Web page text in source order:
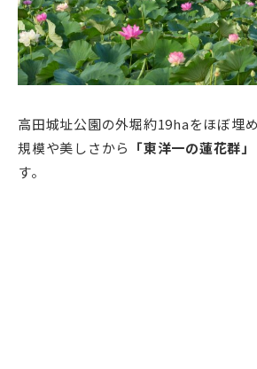
高田城址公園の外堀約19haをほぼ埋
規模や美しさから 「東洋一の蓮花群」
す。